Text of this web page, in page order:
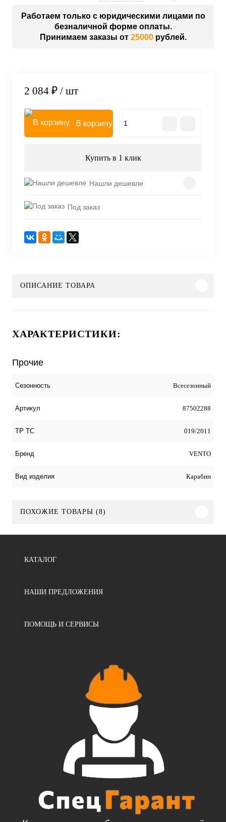
Работаем только с юридическими лицами по
безналичной форме оплаты.
Принимаем заказы от 25000рублей.
2 084 ₽ / шт
В корзину
Купить в 1 клик
Нашли дешевле
Под заказ
ОПИСАНИЕ ТОВАРА
ХАРАКТЕРИСТИКИ:
Прочие
Сезонность Всесезонный
Артикул 87502288
ТР ТС 019/2011
Бренд VENTO
Вид изделия Карабин
ПОХОЖИЕ ТОВАРЫ (8)
КАТАЛОГ
НАШИ ПРЕДЛОЖЕНИЯ
ПОМОЩЬ И СЕРВИСЫ